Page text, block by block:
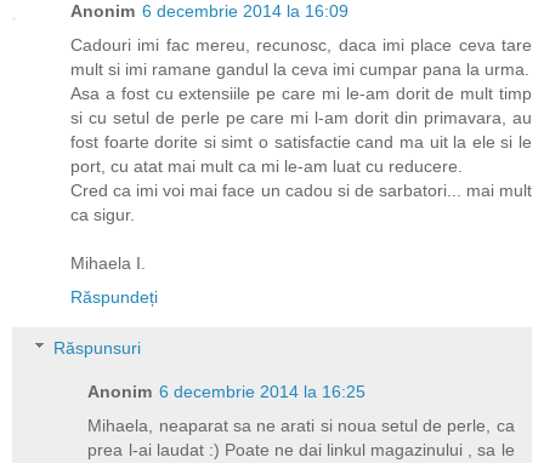
Anonim 6 decembrie 2014 la 16:09
Cadouri imi fac mereu, recunosc, daca imi place ceva tare
mult si imi ramane gandul la ceva imi cumpar pana la urma.
Asa a fost cu extensiile pe care mi le-am dorit de mult timp
si cu setul de perle pe care mi l-am dorit din primavara, au
fost foarte dorite si simt o satisfactie cand ma uit la ele si le
port, cu atat mai mult ca mi le-am luat cu reducere.
Cred ca imi voi mai face un cadou si de sarbatori... mai mult
ca sigur.
Mihaela I.
Răspundeți
Răspunsuri
Anonim 6 decembrie 2014 la 16:25
Mihaela, neaparat sa ne arati si noua setul de perle, ca
prea l-ai laudat :) Poate ne dai linkul magazinului , sa le